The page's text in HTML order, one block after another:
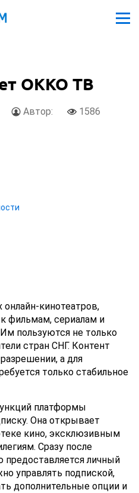
ОККО ТВ
Автор: 1586
кинотеатров,
фильмам, сериалам и
пользуются не только
стран СНГ. Контент
а для
только стабильное
платформы
Она открывает
кино, эксклюзивным
Сразу после
предоставляется личный
управлять подпиской,
дополнительные опции и